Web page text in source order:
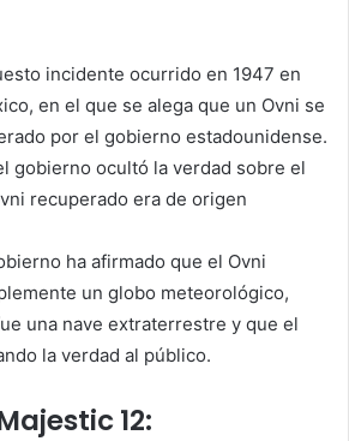
incidente ocurrido en 1947 en
en el que se alega que un Ovni se
por el gobierno estadounidense.
gobierno ocultó la verdad sobre el
recuperado era de origen
ha afirmado que el Ovni
un globo meteorológico,
una nave extraterrestre y que el
la verdad al público.
12: